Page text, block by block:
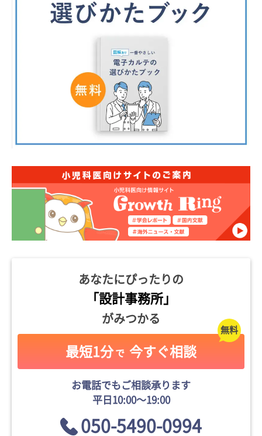
あなたにぴったりの
「設計事務所」
がみつかる
最短1分 で 今すぐ相談
お電話でもご相談承ります
平日10:00〜19:00
050-5490-0994